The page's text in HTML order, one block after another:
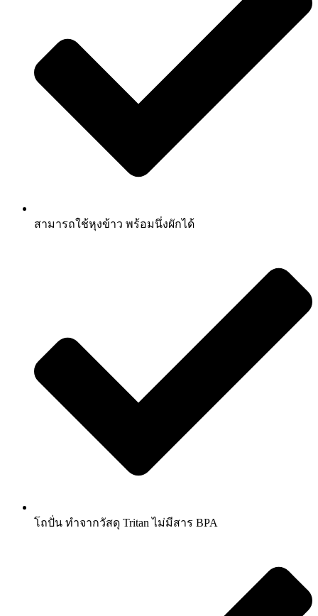
สามารถใช้หุงข้าว พร้อมนึ่งผักได้
โถปั่น ทำจากวัสดุ Tritan ไม่มีสาร BPA